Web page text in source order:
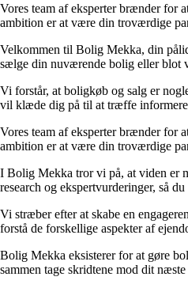
Vores team af eksperter brænder for
ambition er at være din troværdige
Velkommen til Bolig Mekka, din
sælge din nuværende bolig eller blot
Vi forstår, at boligkøb og salg er
vil klæde dig på til at træffe
Vores team af eksperter brænder for
ambition er at være din troværdige
I Bolig Mekka tror vi på, at viden er
research og ekspertvurderinger, så
Vi stræber efter at skabe en
forstå de forskellige aspekter af
Bolig Mekka eksisterer for at gøre
sammen tage skridtene mod dit